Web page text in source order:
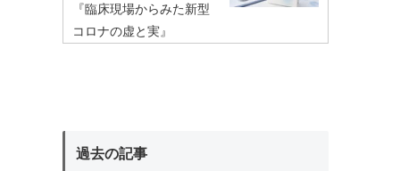
『臨床現場からみた新型
コロナの虚と実』
過去の記事